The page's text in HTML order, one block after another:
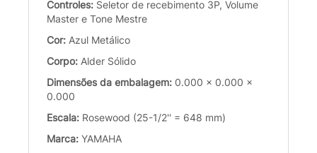
Controles: Seletor de recebimento 3P, Volume
Master e Tone Mestre
Cor: Azul Metálico
Corpo: Alder Sólido
Dimensões da embalagem: 0.000 x 0.000 x
0.000
Escala: Rosewood (25-1/2'' = 648 mm)
Marca: YAMAHA